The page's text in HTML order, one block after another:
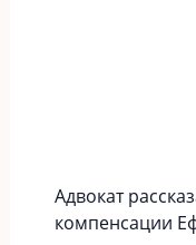
Адвокат
компенсации